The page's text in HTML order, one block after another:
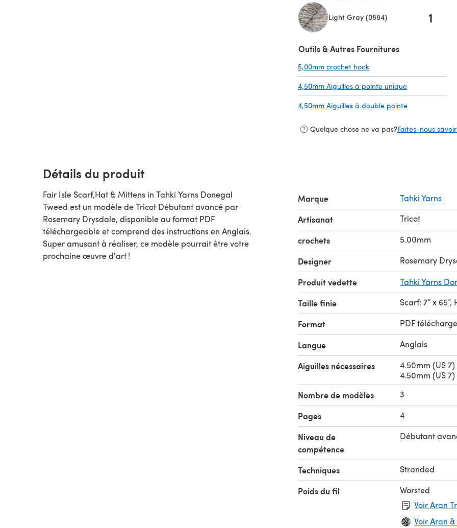
Light Gray (0884) 1
Outils & Autres Fournitures
5,00mm crochet hook
4,50mm Aiguilles à pointe unique
4,50mm Aiguilles à double pointe
Quelque chose ne va pas?Faites-nous
Détails du produit
Fair Isle Scarf,Hat & Mittens in Tahki Yarns Donegal
Tweed est un modèle de Tricot Débutant avancé par
Rosemary Drysdale, disponible au format PDF
téléchargeable et comprend des instructions en Anglais.
Super amusant à réaliser, ce modèle pourrait être votre
prochaine œuvre d'art !
Marque Tahki Yarns
Artisanat Tricot
crochets 5.00mm
Designer Rosemary
Produit vedette Tahki Yarns
Taille finie Scarf: 7” x 65”,
Format PDF
Langue Anglais
Aiguilles nécessaires
4.50mm (US
4.50mm (US
Nombre de modèles 3
Pages 4
Niveau de
compétence
Débutant
Techniques Stranded
Poids du fil
Worsted
Voir Aran
Voir Aran